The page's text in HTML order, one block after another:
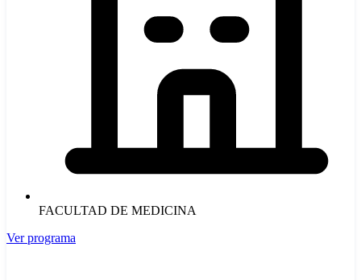
FACULTAD DE MEDICINA
Ver programa